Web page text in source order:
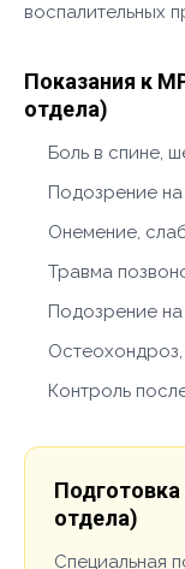
воспалительных
Показания к
отдела)
Боль в спине,
Подозрение
Онемение,
Травма
Подозрение на
Остеохондроз,
Контроль
отдела)
Специальная